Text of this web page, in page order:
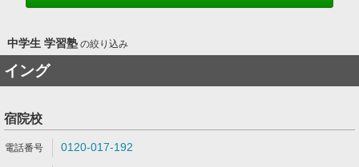
中学生 学習塾の絞り込み
イング
宿院校
0120-017-192